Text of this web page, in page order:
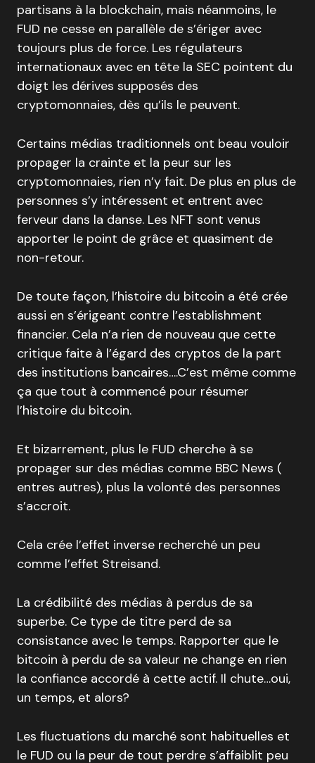
partisans à la blockchain, mais néanmoins, le
FUD ne cesse en parallèle de s’ériger avec
toujours plus de force. Les régulateurs
internationaux avec en tête la SEC pointent du
doigt les dérives supposés des
cryptomonnaies, dès qu’ils le peuvent.
Certains médias traditionnels ont beau vouloir
propager la crainte et la peur sur les
cryptomonnaies, rien n’y fait. De plus en plus de
personnes s’y intéressent et entrent avec
ferveur dans la danse. Les NFT sont venus
apporter le point de grâce et quasiment de
non-retour.
De toute façon, l’histoire du bitcoin a été crée
aussi en s’érigeant contre l’establishment
financier. Cela n’a rien de nouveau que cette
critique faite à l’égard des cryptos de la part
des institutions bancaires….C’est même comme
ça que tout à commencé pour résumer
l’histoire du bitcoin.
Et bizarrement, plus le FUD cherche à se
propager sur des médias comme BBC News (
entres autres), plus la volonté des personnes
s’accroit.
Cela crée l’effet inverse recherché un peu
comme l’effet Streisand.
La crédibilité des médias à perdus de sa
superbe. Ce type de titre perd de sa
consistance avec le temps. Rapporter que le
bitcoin à perdu de sa valeur ne change en rien
la confiance accordé à cette actif. Il chute…oui,
un temps, et alors?
Les fluctuations du marché sont habituelles et
le FUD ou la peur de tout perdre s’affaiblit peu